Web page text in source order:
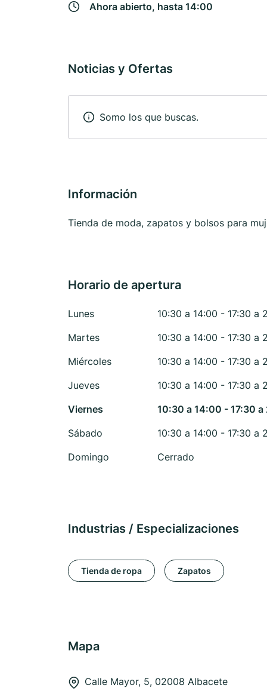
Ahora abierto, hasta 14:00
Noticias y Ofertas
Somo los que buscas.
Información
Tienda de moda, zapatos y bolsos para
Horario de apertura
Lunes
10:30 a 14:00 - 17:30 a
Martes
10:30 a 14:00 - 17:30 a
Miércoles
10:30 a 14:00 - 17:30 a
Jueves
10:30 a 14:00 - 17:30 a
Viernes
10:30 a 14:00 - 17:30 a
Sábado
10:30 a 14:00 - 17:30 a
Domingo
Cerrado
Industrias / Especializaciones
Tienda de ropa Zapatos
Mapa
Calle Mayor, 5, 02008 Albacete